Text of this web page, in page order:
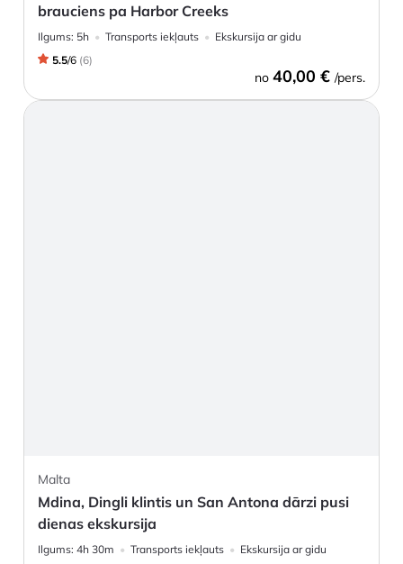
brauciens pa Harbor Creeks
Ilgums: 5h Transports iekļauts
Ekskursija ar gidu
5.5/6 (6)
no 40,00 € /pers.
Malta
Mdina, Dingli klintis un San Antona dārzi pusi
dienas ekskursija
Ilgums: 4h 30m Transports iekļauts
Ekskursija ar gidu